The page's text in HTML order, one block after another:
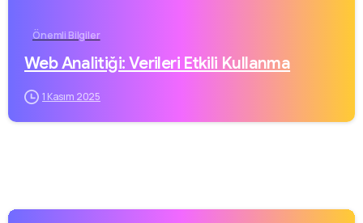
Önemli Bilgiler
Web Analitiği: Verileri Etkili Kullanma
1 Kasım 2025